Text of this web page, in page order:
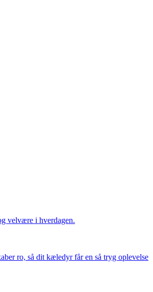
velvære i hverdagen.
ro, så dit kæledyr får en så tryg oplevelse